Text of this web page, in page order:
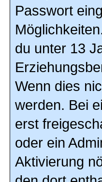
Passwort
du unter 13
Wenn dies
werden. Bei
erst
oder ein
Aktivierung